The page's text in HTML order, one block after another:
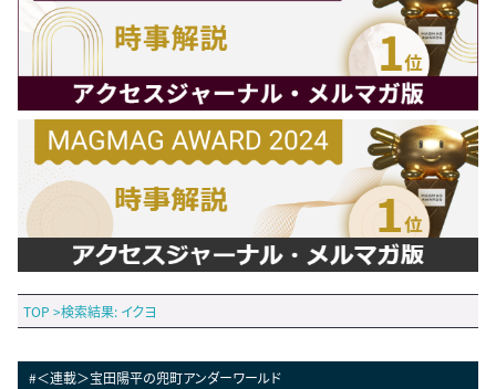
TOP >検索結果: イクヨ
#＜連載＞宝田陽平の兜町アンダーワールド